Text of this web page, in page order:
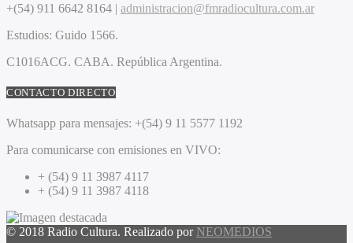
+(54) 911 6642 8164 | administracion@fmradiocultura.com.ar
Estudios: Guido 1566.
C1016ACG. CABA. República Argentina.
CONTACTO DIRECTO
Whatsapp para mensajes: +(54) 9 11 5577 1192
Para comunicarse con emisiones en VIVO:
+ (54) 9 11 3987 4117
+ (54) 9 11 3987 4118
© 2018 Radio Cultura. Realizado por NEOMEDIOS